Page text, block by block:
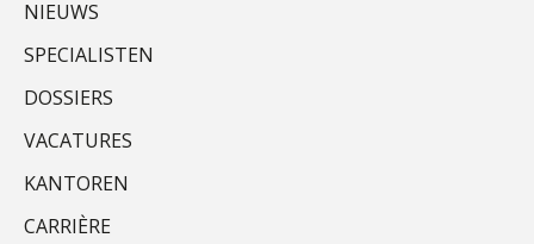
NIEUWS
SPECIALISTEN
DOSSIERS
VACATURES
KANTOREN
CARRIÈRE